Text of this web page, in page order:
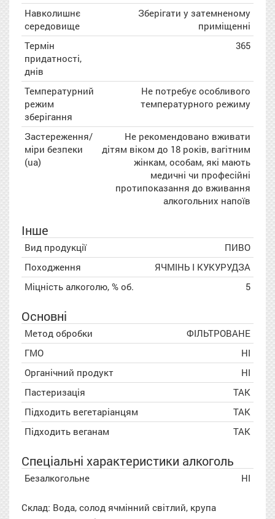
Навколишнє
середовище
Зберігати у затемненому
приміщенні
Термін
придатності,
днів
365
Температурний
режим
зберігання
Не потребує особливого
температурного режиму
Застереження/
міри безпеки
(ua)
Не рекомендовано вживати
дітям віком до 18 років, вагітним
жінкам, особам, які мають
медичні чи професійні
протипоказання до вживання
алкогольних напоїв
Інше
Вид продукції
ПИВО
Походження
ЯЧМІНЬ І КУКУРУДЗА
Міцність алкоголю, % об.
5
Основні
Метод обробки
ФІЛЬТРОВАНЕ
ГМО
НІ
Органічний продукт
НІ
Пастеризація
ТАК
Підходить вегетаріанцям
ТАК
Підходить веганам
ТАК
Спеціальні характеристики алкоголь
Безалкогольне НІ
Склад: Вода, солод ячмінний світлий, крупа